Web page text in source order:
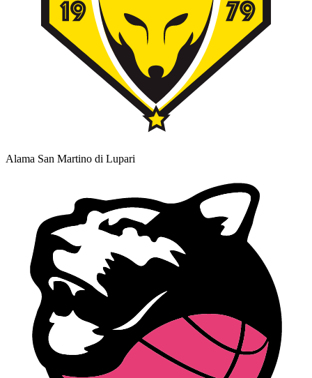
Alama San Martino di Lupari